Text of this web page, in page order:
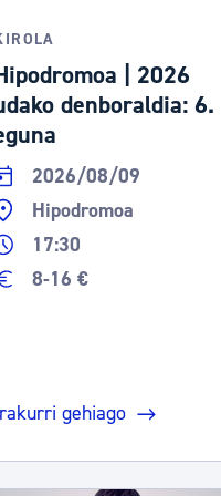
Izapideen katalogoa
Tramitaziorako laguntza
| 2026
denboraldia: 6.
2026/08/09
Hipodromoa
17:30
8-16 €
gehiago